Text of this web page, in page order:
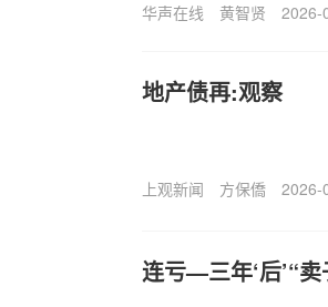
华声在线 黄智贤 2026-
地产债再:观察
上观新闻 方保僑 2026-
连亏—三年‘后’“